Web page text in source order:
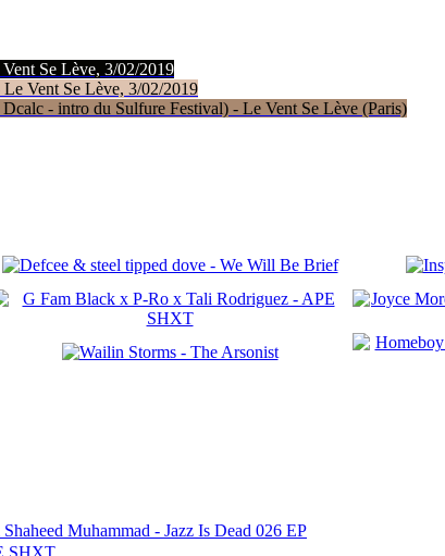
Se Lève, 3/02/2019
Vent Se Lève, 3/02/2019
- intro du Sulfure Festival) - Le Vent Se Lève (Paris)
Muhammad - Jazz Is Dead 026 EP